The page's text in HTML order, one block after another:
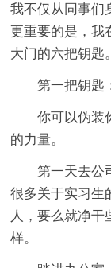
我不仅从同事们
更重要的是，我
大门的六把钥匙。
第一把钥匙
你可以伪装
的力量。
第一天去公
很多关于实习生
人，要么就净
样。